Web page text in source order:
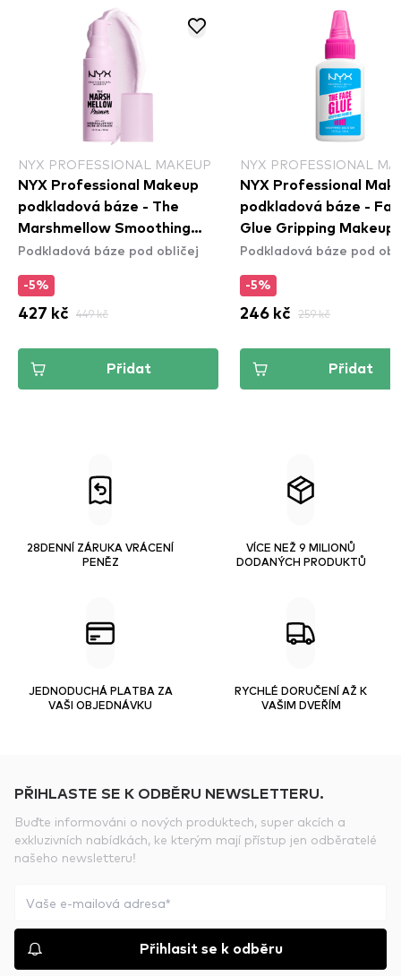
NYX PROFESSIONAL MAKEUP
NYX Professional Makeup
podkladová báze - The
Marshmellow Smoothing
Primer
Podkladová báze pod obličej
-5%
427 kč 449 kč
Přidat
NYX PROFESSIONAL
NYX Professional
podkladová báze -
Glue Gripping Makeup
Primer
Podkladová báze pod
-5%
246 kč 259 kč
Přidat
28DENNÍ ZÁRUKA VRÁCENÍ
PENĚZ
VÍCE NEŽ 9 MILIONŮ
DODANÝCH PRODUKTŮ
JEDNODUCHÁ PLATBA ZA
VAŠI OBJEDNÁVKU
RYCHLÉ DORUČENÍ AŽ K
VAŠIM DVEŘÍM
PŘIHLASTE SE K ODBĚRU NEWSLETTERU.
Buďte informováni o nových produktech, super akcích a
exkluzivních nabídkách, ke kterým mají přístup jen odběratelé
našeho newsletteru!
Přihlasit se k odběru